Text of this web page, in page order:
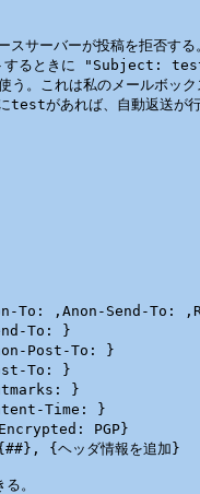
サーバーが投稿を拒否する
るときに "Subject: test"
れは私のメールボック
があれば、自動返送が行
To: ,Anon-Send-To:
To: }
Post-To: }
To: }
}
Time: }
PGP}
{ヘッダ情報を追加}
。